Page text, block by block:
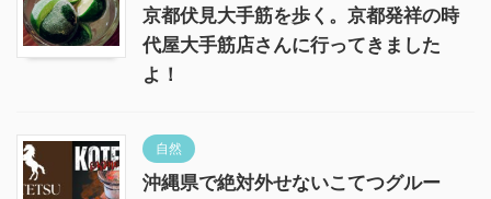
京都伏見大手筋を歩く。京都発祥の時
代屋大手筋店さんに行ってきました
よ！
自然
沖縄県で絶対外せないこてつグルー